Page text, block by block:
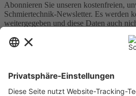
Abonnieren Sie unseren kostenfreien,
Schmiertechnik-Newsletter. Es werden
weitergegeben und diese Daten auch